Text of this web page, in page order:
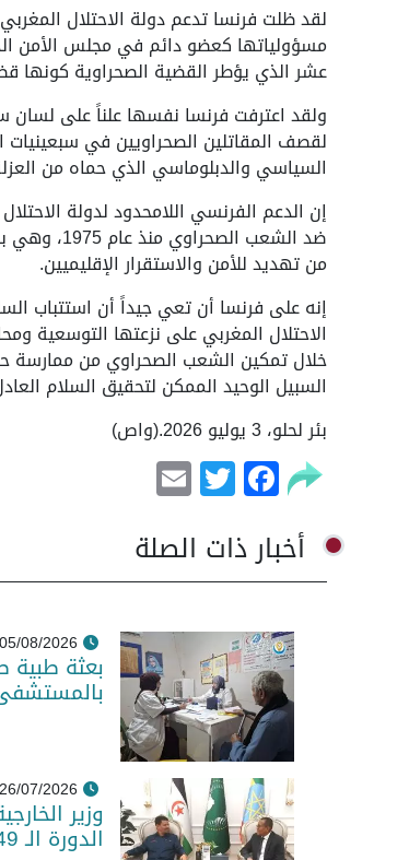
لقد ظلت فرنسا تدعم دولة الاحتلال
مسؤولياتها كعضو دائم في مجلس الأمن
عشر الذي يؤطر القضية الصحراوية كونها
لقصف المقاتلين الصحراويين في
السياسي والدبلوماسي الذي حماه من
إن الدعم الفرنسي اللامحدود لدولة
ضد الشعب
من تهديد للأمن والاستقرار الإقليميين.
إنه على فرنسا أن تعي جيداً أن استتباب
الاحتلال المغربي على نزعتها التوسعية
خلال تمكين الشعب الصحراوي من ممارسة
السبيل الوحيد الممكن لتحقيق السلام
بئر لحلو، 3 يوليو 2026.(واص)
Facebook
Twitter
أخبار ذات الصلة
05/08/2026 - 20:46
بعثة
26/07/2026 - 20:55
وزير
الدورة الـ 49 للمجلس التنفيذي للاتحاد الإفريقي